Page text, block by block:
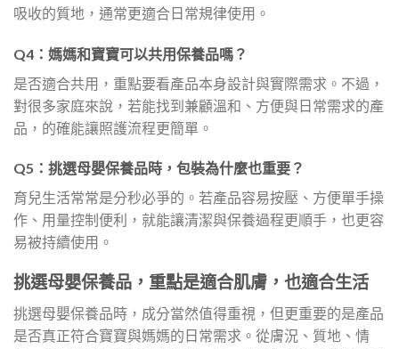
吸收的質地，通常更適合日常規律使用。
Q4：媽媽和寶寶可以共用保養品嗎？
是否適合共用，重點要看產品本身設計與實際需求。不過，
對很多家庭來說，若能找到兼顧溫和、方便與日常需求的產
品，的確能讓照護流程更簡單。
Q5：挑選母嬰保養品時，包裝為什麼也重要？
育兒生活常常是分秒必爭的。若產品容易按壓、方便單手操
作、用量控制便利，就能讓清潔與保養過程更順手，也更容
易被持續使用。
挑選母嬰保養品，重點是適合肌膚，也適合生活
挑選母嬰保養品時，成分當然值得重視，但更重要的是產品
是否真正符合寶寶與媽媽的日常需求。從膚況、質地、情